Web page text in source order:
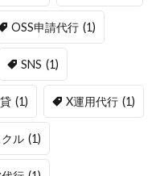
OSS申請代行 (1)
SNS (1)
(1) X運用代行 (1)
ル (1)